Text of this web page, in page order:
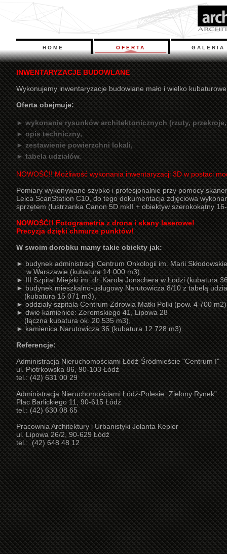
HOME OFERTA GALERIA
INWENTARYZACJE BUDOWLANE
Wykonujemy inwentaryzacje budowlane mało i wielko
Oferta obejmuje:
► wykonanie rysunków architektonicznych (rzuty,
► opis techniczny,
► zestawienie powierzchni lokali,
► tabela udziałów.
NOWOŚĆ!!Możliwość wykonaniainwentaryzacji 3D w postaci
Pomiary wykonywane szybko i profesjonalnie przy pomocy
Leica ScanStation C10, do tego dokumentacja zdjęciowa
sprzętem (lustrzanka Canon 5D mkII + obiektyw szerokokątny
NOWOŚĆ!! Fotogrametria z drona i skany laserowe!
Precyzja dzięki chmurze punktów!
W swoim dorobku mamy takie obiekty jak:
► budynek administracji Centrum Onkologii im. Marii
w Warszawie (kubatura 14 000 m3),
► III Szpital Miejski im. dr. Karola Jonschera w Łodzi (kubatura
► budynek mieszkalno-usługowy Narutowicza 8/10 z tabelą
(kubatura 15 071 m3),
► oddziały szpitala Centrum Zdrowia Matki Polki (pow. 4 700
► dwie kamienice: Żeromskiego 41, Lipowa 28
(łączna kubatura ok. 20 535 m3),
► kamienica Narutowicza 36 (kubatura 12 728 m3).
Referencje:
Administracja Nieruchomościami Łódź-Śródmieście "Centrum I"
ul. Piotrkowska 86, 90-103 Łódź
tel.: (42) 631 00 29
Administracja Nieruchomościami Łódź-Polesie „Zielony Rynek”
Plac Barlickiego 11, 90-615 Łódź
tel.: (42) 630 08 65
Pracownia Architektury i Urbanistyki Jolanta Kepler
ul. Lipowa 26/2, 90-629 Łódź
tel.: (42) 648 48 12